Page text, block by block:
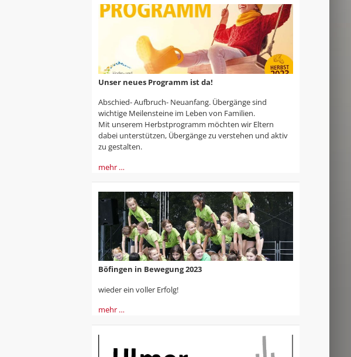
Unser neues Programm ist da!
Abschied- Aufbruch- Neuanfang. Übergänge sind
wichtige Meilensteine im Leben von Familien.
Mit unserem Herbstprogramm möchten wir Eltern
dabei unterstützen, Übergänge zu verstehen und aktiv
zu gestalten.
mehr …
Böfingen in Bewegung 2023
wieder ein voller Erfolg!
mehr …